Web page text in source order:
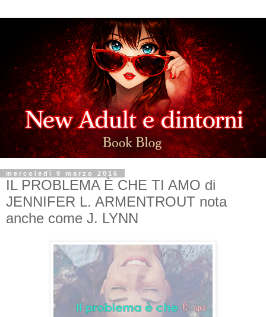
mercoledì 9 marzo 2016
IL PROBLEMA È CHE TI AMO di
JENNIFER L. ARMENTROUT nota
anche come J. LYNN